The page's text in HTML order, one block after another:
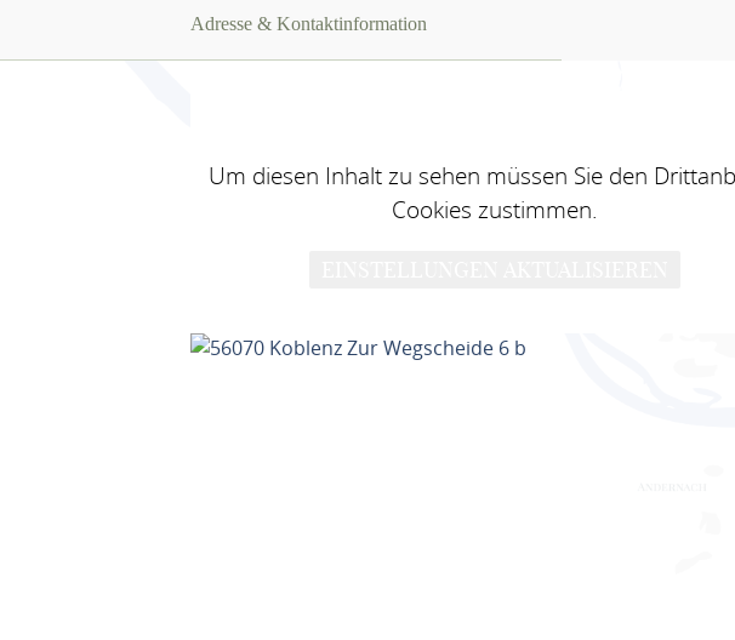
Adresse & Kontaktinformation
Um diesen Inhalt zu sehen müssen Sie den
Cookies zustimmen.